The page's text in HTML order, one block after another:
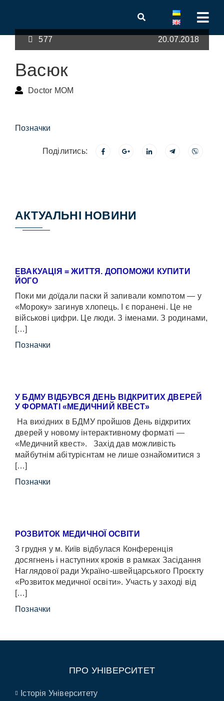
577 20.07.2018
Васюк
Doctor MOM
Позначки
Поділитись:
АКТУАЛЬНІ НОВИНИ
ЕВАКУАЦІЯ = ЖИТТЯ. ДОПОМОЖИ КУПИТИ
ЙОГО
Поки ми доїдали паски й запивали компотом — у
«Мороку» загинув хлопець. І є поранені. Це не
військові цифри. Це люди. З іменами. З родинами,
[…]
Позначки
У БДМУ ВІДБУВСЯ ДЕНЬ ВІДКРИТИХ ДВЕРЕЙ
У ФОРМАТІ «МЕДИЧНИЙ КВЕСТ»
На вихідних в БДМУ пройшов День відкритих
дверей у новому інтерактивному форматі —
«Медичний квест». Захід дав можливість
майбутнім абітурієнтам не лише ознайомитися з
[…]
Позначки
РОЗВИТОК МЕДИЧНОЇ ОСВІТИ
3 грудня у м. Київ відбулася Конференція
досягнень і наступних кроків в рамках Засідання
Наглядової ради Україно-швейцарського Проєкту
«Розвиток медичної освіти». Участь у заході від
[…]
Позначки
ПРО УНІВЕРСИТЕТ
Історія Університету